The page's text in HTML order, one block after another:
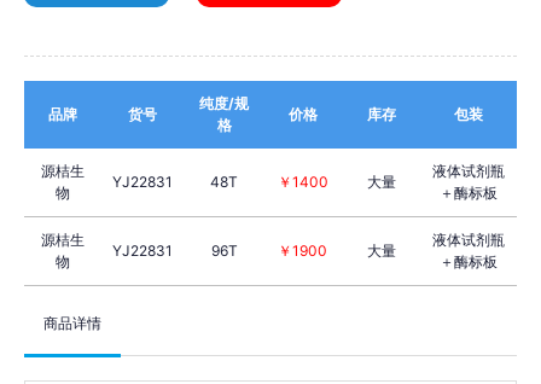
品牌 货号
纯度/规
格
价格 库存 包装
源桔生
物
YJ22831 48T ￥1400 大量
液体试剂瓶
＋酶标板
源桔生
物
YJ22831 96T ￥1900 大量
液体试剂瓶
＋酶标板
商品详情